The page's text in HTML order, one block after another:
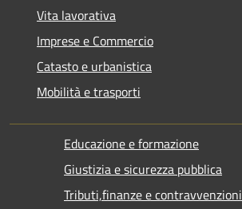
Vita lavorativa
Imprese e Commercio
Catasto e urbanistica
Mobilità e trasporti
Educazione e formazione
Giustizia e sicurezza pubblica
Tributi,finanze e contravvenzioni